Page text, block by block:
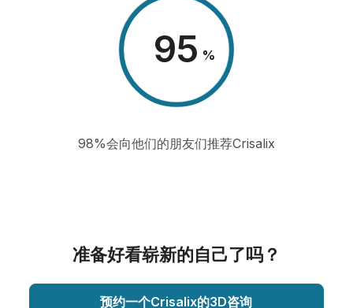
98 %
98%会向他们的朋友们推荐Crisalix
准备好看崭新的自己了吗？
预约一个Crisalix的3D咨询